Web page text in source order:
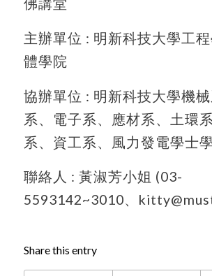
佛講堂
主辦單位 : 明新科技大學工
體學院
協辦單位 : 明新科技大學機
系、電子系、應材系、土環
系、資工系、風力發電學士學
聯絡人 : 黃淑芳小姐 (03-
5593142~3010、
Share this entry